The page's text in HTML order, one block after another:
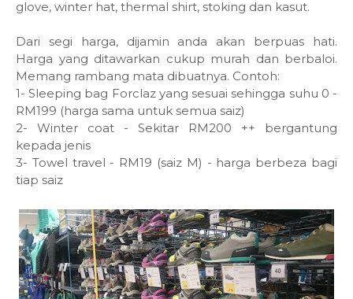
glove, winter hat, thermal shirt, stoking dan kasut.
Dari segi harga, dijamin anda akan berpuas hati.
Harga yang ditawarkan cukup murah dan berbaloi.
Memang rambang mata dibuatnya. Contoh:
1- Sleeping bag Forclaz yang sesuai sehingga suhu 0 -
RM199 (harga sama untuk semua saiz)
2- Winter coat - Sekitar RM200 ++ bergantung
kepada jenis
3- Towel travel - RM19 (saiz M) - harga berbeza bagi
tiap saiz